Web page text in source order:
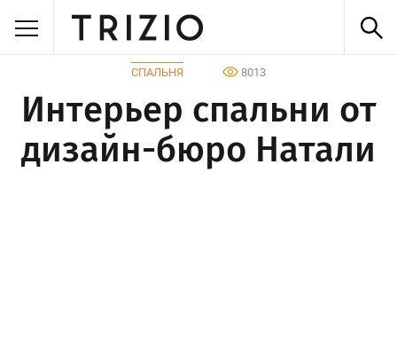
СПАЛЬНЯ 8013
Интерьер спальни от
дизайн-бюро Натали